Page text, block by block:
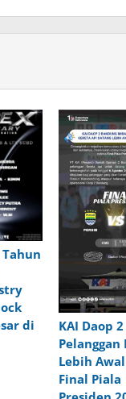
di
KAI Daop
Pelanggan
Lebih
Final Piala